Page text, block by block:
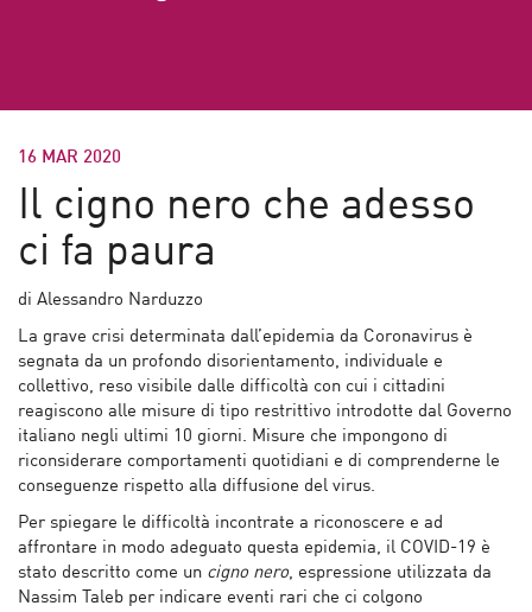
16 MAR 2020
Il cigno nero che adesso
ci fa paura
di Alessandro Narduzzo
La grave crisi determinata dall’epidemia da Coronavirus è
segnata da un profondo disorientamento, individuale e
collettivo, reso visibile dalle difficoltà con cui i cittadini
reagiscono alle misure di tipo restrittivo introdotte dal Governo
italiano negli ultimi 10 giorni. Misure che impongono di
riconsiderare comportamenti quotidiani e di comprenderne le
conseguenze rispetto alla diffusione del virus.
Per spiegare le difficoltà incontrate a riconoscere e ad
affrontare in modo adeguato questa epidemia, il COVID-19 è
stato descritto come un cigno nero, espressione utilizzata da
Nassim Taleb per indicare eventi rari che ci colgono